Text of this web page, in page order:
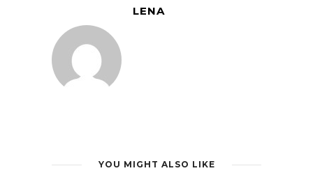
LENA
YOU MIGHT ALSO LIKE